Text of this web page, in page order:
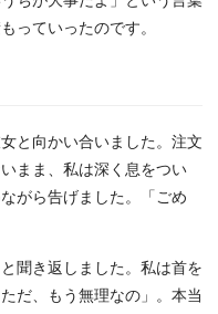
っていったのです。
と向かい合いました。注文
まま、私は深く息をつい
がら告げました。「ごめ
聞き返しました。私は首を
だ、もう無理なの」。本当